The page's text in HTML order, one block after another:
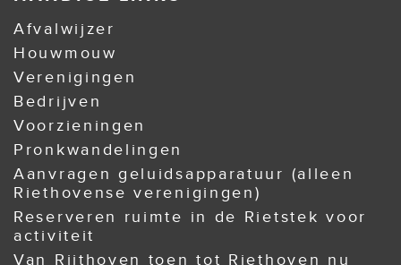
Afvalwijzer
Houwmouw
Verenigingen
Bedrijven
Voorzieningen
Pronkwandelingen
Aanvragen geluidsapparatuur (alleen
Riethovense verenigingen)
Reserveren ruimte in de Rietstek voor
activiteit
Van Rijthoven toen tot Riethoven nu